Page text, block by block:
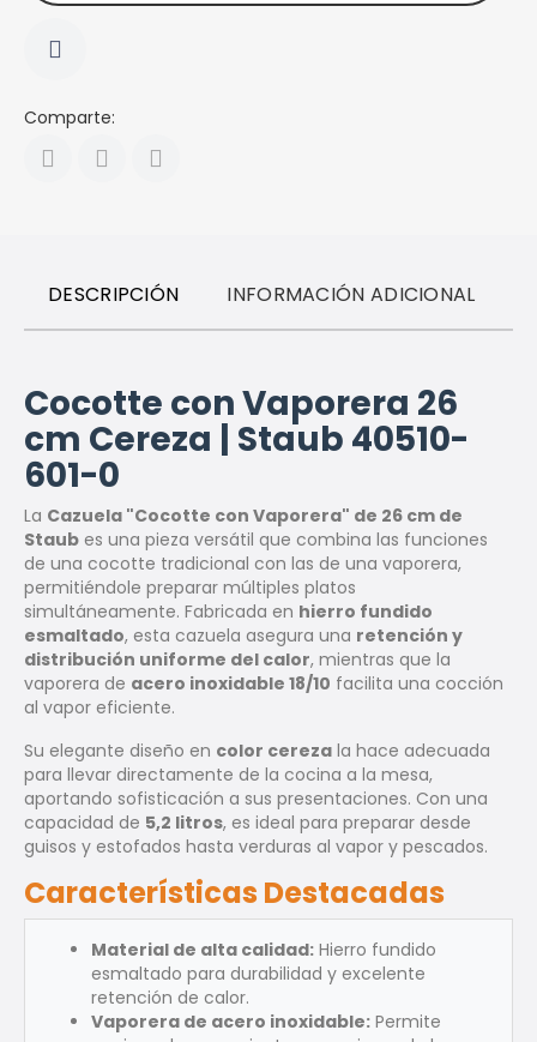
Comparte:
DESCRIPCIÓN INFORMACIÓN ADICIONAL
Cocotte con Vaporera 26
cm Cereza | Staub 40510-
601-0
La Cazuela "Cocotte con Vaporera" de 26 cm de
Staub es una pieza versátil que combina las funciones
de una cocotte tradicional con las de una vaporera,
permitiéndole preparar múltiples platos
simultáneamente. Fabricada en hierro fundido
esmaltado, esta cazuela asegura una retención y
distribución uniforme del calor, mientras que la
vaporera de acero inoxidable 18/10 facilita una cocción
al vapor eficiente.
Su elegante diseño en color cereza la hace adecuada
para llevar directamente de la cocina a la mesa,
aportando sofisticación a sus presentaciones. Con una
capacidad de 5,2 litros, es ideal para preparar desde
guisos y estofados hasta verduras al vapor y pescados.
Características Destacadas
Material de alta calidad: Hierro fundido
esmaltado para durabilidad y excelente
retención de calor.
Vaporera de acero inoxidable: Permite